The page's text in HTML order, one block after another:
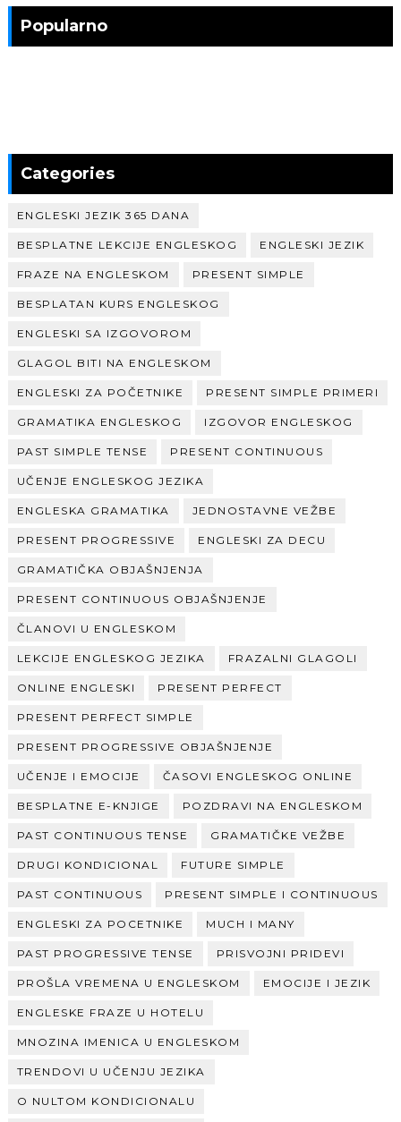
Popularno
Categories
ENGLESKI JEZIK 365 DANA
BESPLATNE LEKCIJE ENGLESKOG ENGLESKI JEZIK
FRAZE NA ENGLESKOM PRESENT SIMPLE
BESPLATAN KURS ENGLESKOG
ENGLESKI SA IZGOVOROM
GLAGOL BITI NA ENGLESKOM
ENGLESKI ZA POČETNIKE PRESENT SIMPLE PRIMERI
GRAMATIKA ENGLESKOG IZGOVOR ENGLESKOG
PAST SIMPLE TENSE PRESENT CONTINUOUS
UČENJE ENGLESKOG JEZIKA
ENGLESKA GRAMATIKA JEDNOSTAVNE VEŽBE
PRESENT PROGRESSIVE ENGLESKI ZA DECU
GRAMATIČKA OBJAŠNJENJA
PRESENT CONTINUOUS OBJAŠNJENJE
ČLANOVI U ENGLESKOM
LEKCIJE ENGLESKOG JEZIKA FRAZALNI GLAGOLI
ONLINE ENGLESKI PRESENT PERFECT
PRESENT PERFECT SIMPLE
PRESENT PROGRESSIVE OBJAŠNJENJE
UČENJE I EMOCIJE ČASOVI ENGLESKOG ONLINE
BESPLATNE E-KNJIGE POZDRAVI NA ENGLESKOM
PAST CONTINUOUS TENSE GRAMATIČKE VEŽBE
DRUGI KONDICIONAL FUTURE SIMPLE
PAST CONTINUOUS PRESENT SIMPLE I CONTINUOUS
ENGLESKI ZA POCETNIKE MUCH I MANY
PAST PROGRESSIVE TENSE PRISVOJNI PRIDEVI
PROŠLA VREMENA U ENGLESKOM EMOCIJE I JEZIK
ENGLESKE FRAZE U HOTELU
MNOZINA IMENICA U ENGLESKOM
TRENDOVI U UČENJU JEZIKA
O NULTOM KONDICIONALU